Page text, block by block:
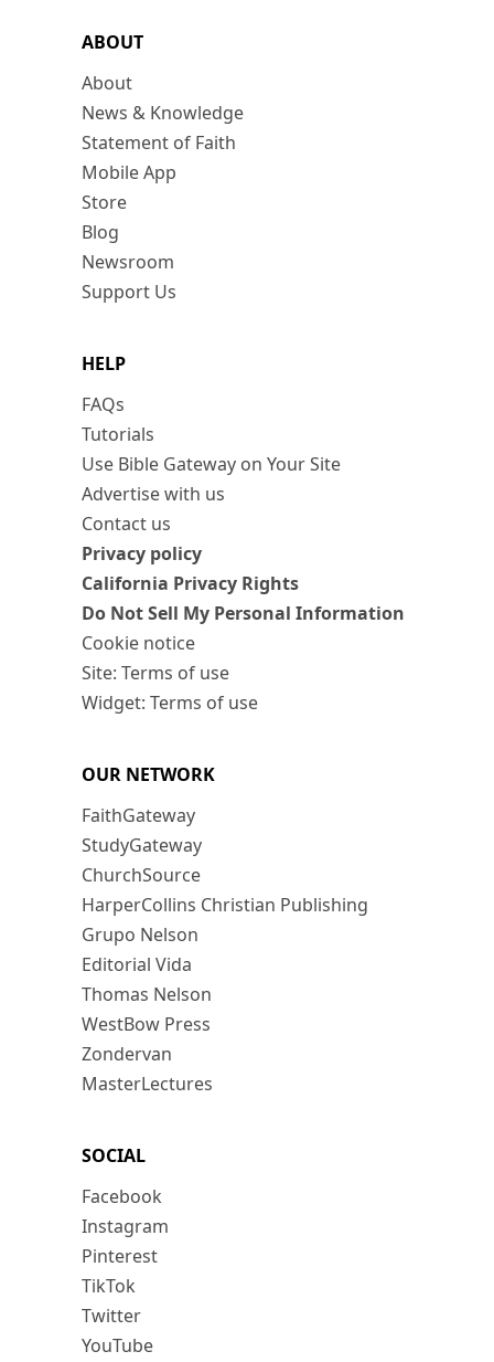
ABOUT
About
News & Knowledge
Statement of Faith
Mobile App
Store
Blog
Newsroom
Support Us
HELP
FAQs
Tutorials
Use Bible Gateway on Your Site
Advertise with us
Contact us
Privacy policy
California Privacy Rights
Do Not Sell My Personal Information
Cookie notice
Site: Terms of use
Widget: Terms of use
OUR NETWORK
FaithGateway
StudyGateway
ChurchSource
HarperCollins Christian Publishing
Grupo Nelson
Editorial Vida
Thomas Nelson
WestBow Press
Zondervan
MasterLectures
SOCIAL
Facebook
Instagram
Pinterest
TikTok
Twitter
YouTube